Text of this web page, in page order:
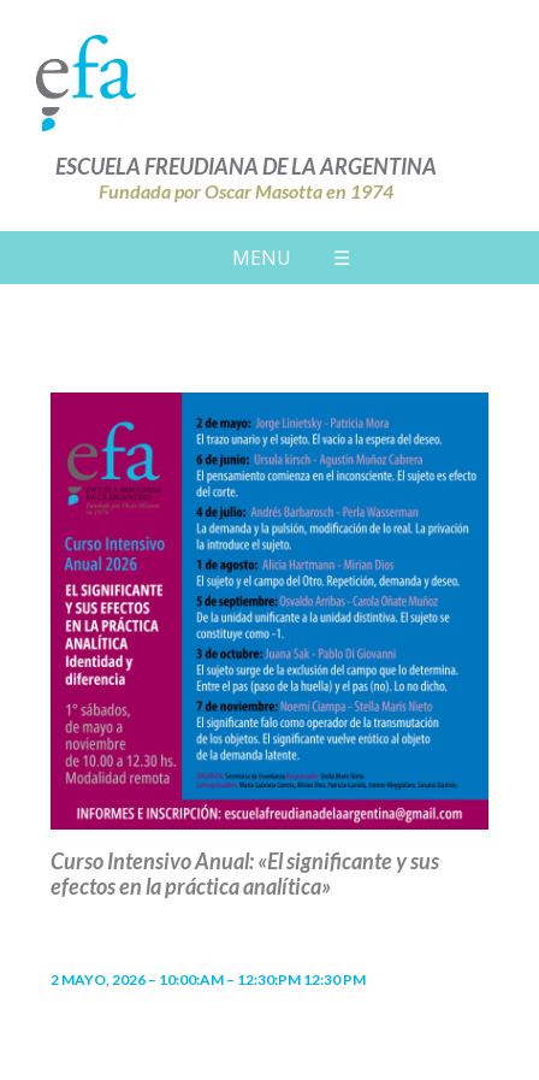
ESCUELA FREUDIANA DE LA ARGENTINA
Fundada por Oscar Masotta en 1974
MENU ☰
Curso Intensivo Anual: «El significante y sus
efectos en la práctica analítica»
2 MAYO, 2026 – 10:00:AM – 12:30:PM 12:30 PM